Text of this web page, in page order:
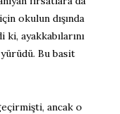
okulun dışında
ayakkabılarını
Bu basit
ancak o